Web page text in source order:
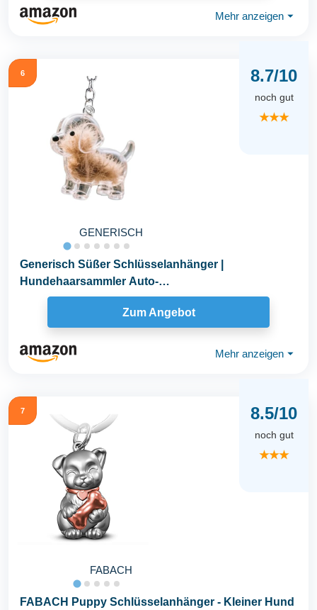
Mehr anzeigen ⏷
6
GENERISCH
8.7/10
noch gut
★★★
Generisch Süßer Schlüsselanhänger |
Hundehaarsammler Auto-
Schlüsselanhänger,Transparentes...
Zum Angebot
Mehr anzeigen ⏷
7
FABACH
8.5/10
noch gut
★★★
FABACH Puppy Schlüsselanhänger - Kleiner Hund